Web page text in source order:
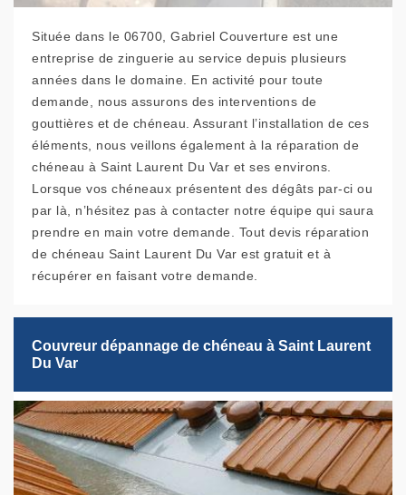
Située dans le 06700, Gabriel Couverture est une
entreprise de zinguerie au service depuis plusieurs
années dans le domaine. En activité pour toute
demande, nous assurons des interventions de
gouttières et de chéneau. Assurant l’installation de ces
éléments, nous veillons également à la réparation de
chéneau à Saint Laurent Du Var et ses environs.
Lorsque vos chéneaux présentent des dégâts par-ci ou
par là, n’hésitez pas à contacter notre équipe qui saura
prendre en main votre demande. Tout devis réparation
de chéneau Saint Laurent Du Var est gratuit et à
récupérer en faisant votre demande.
Couvreur dépannage de chéneau à Saint Laurent
Du Var